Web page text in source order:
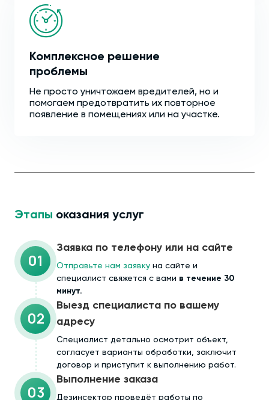
Комплексное решение
проблемы
Не просто уничтожаем вредителей, но и
помогаем предотвратить их повторное
появление в помещениях или на участке.
Этапы оказания услуг
01
Заявка по телефону или на сайте
Отправьте нам заявку на сайте и
специалист свяжется с вами в течение 30
минут.
02
Выезд специалиста по вашему
адресу
Cпециалист детально осмотрит объект,
согласует варианты обработки, заключит
договор и приступит к выполнению работ.
03
Выполнение заказа
Дезинсектор проведёт работы по